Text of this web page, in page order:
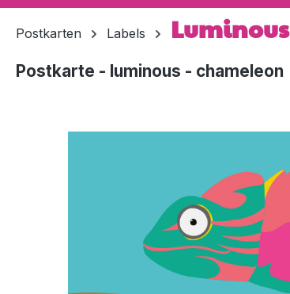
Postkarten Labels Luminous
Postkarte - luminous - chameleon